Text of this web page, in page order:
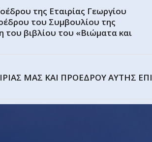
της Εταιρίας Γεωργίου
του Συμβουλίου της
του βιβλίου του «Βιώματα και
ΜΑΣ ΚΑΙ ΠΡΟΕΔΡΟΥ ΑΥΤΗΣ ΕΠΙ